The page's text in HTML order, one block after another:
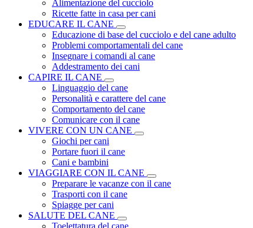
Alimentazione del cucciolo
Ricette fatte in casa per cani
EDUCARE IL CANE
Educazione di base del cucciolo e del cane adulto
Problemi comportamentali del cane
Insegnare i comandi al cane
Addestramento dei cani
CAPIRE IL CANE
Linguaggio del cane
Personalità e carattere del cane
Comportamento del cane
Comunicare con il cane
VIVERE CON UN CANE
Giochi per cani
Portare fuori il cane
Cani e bambini
VIAGGIARE CON IL CANE
Preparare le vacanze con il cane
Trasporti con il cane
Spiagge per cani
SALUTE DEL CANE
Toelettatura del cane